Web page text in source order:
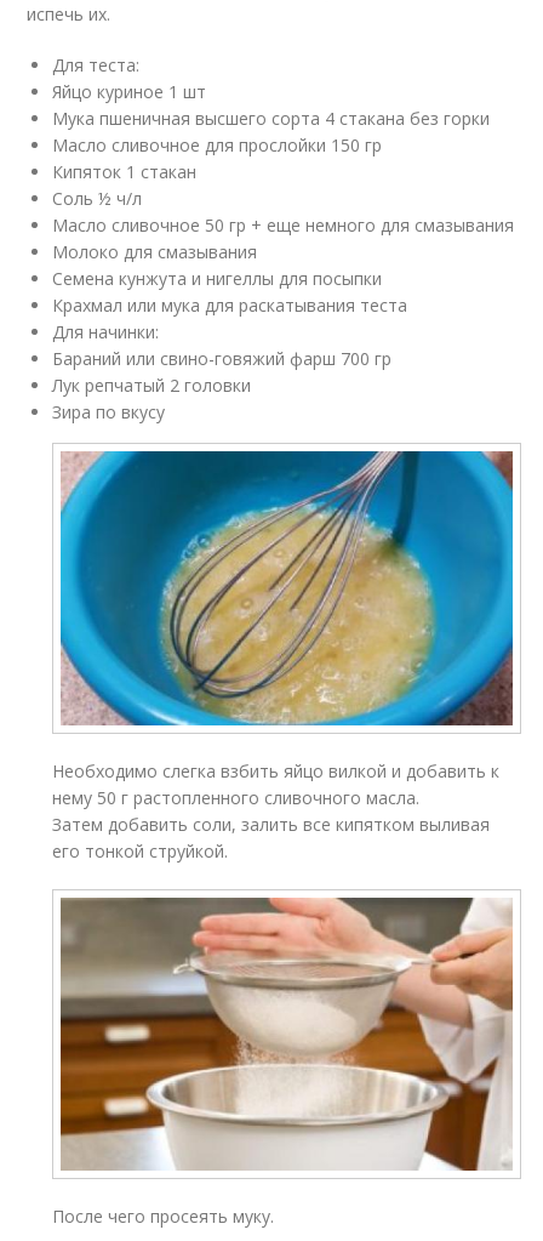
испечь их.
Для теста:
Яйцо куриное 1 шт
Мука пшеничная высшего сорта 4 стакана без горки
Масло сливочное для прослойки 150 гр
Кипяток 1 стакан
Соль ½ ч/л
Масло сливочное 50 гр + еще немного для смазывания
Молоко для смазывания
Семена кунжута и нигеллы для посыпки
Крахмал или мука для раскатывания теста
Для начинки:
Бараний или свино-говяжий фарш 700 гр
Лук репчатый 2 головки
Зира по вкусу
Необходимо слегка взбить яйцо вилкой и добавить к
нему 50 г растопленного сливочного масла.
Затем добавить соли, залить все кипятком выливая
его тонкой струйкой.
После чего просеять муку.